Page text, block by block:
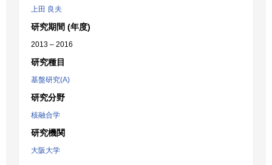
上田 良夫
研究期間 (年度)
2013 – 2016
研究種目
基盤研究(A)
研究分野
核融合学
研究機関
大阪大学